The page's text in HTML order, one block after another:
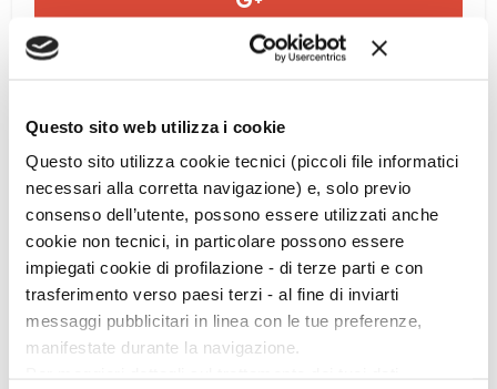
Questo sito web utilizza i cookie
Questo sito utilizza cookie tecnici (piccoli file informatici
necessari alla corretta navigazione) e, solo previo
consenso dell’utente, possono essere utilizzati anche
cookie non tecnici, in particolare possono essere
impiegati cookie di profilazione - di terze parti e con
trasferimento verso paesi terzi - al fine di inviarti
messaggi pubblicitari in linea con le tue preferenze,
manifestate durante la navigazione.
Ciclo di conferenze